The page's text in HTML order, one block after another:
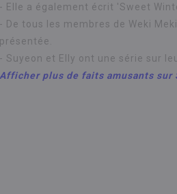
- Elle a également écrit 'Sweet
- De tous les membres de Weki
présentée.
- Suyeon et Elly ont une série sur
Afficher plus de faits amusants sur